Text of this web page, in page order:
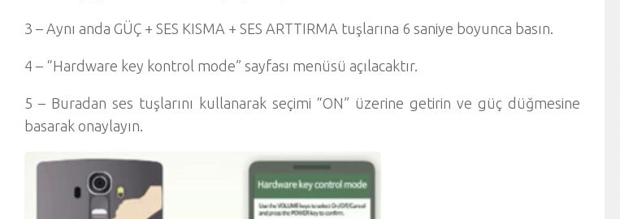
3 – Aynı anda GÜÇ + SES KISMA + SES ARTTIRMA tuşlarına 6 saniye boyunca basın.
4 – “Hardware key kontrol mode” sayfası menüsü açılacaktır.
5 – Buradan ses tuşlarını kullanarak seçimi “ON” üzerine getirin ve güç düğmesine
basarak onaylayın.